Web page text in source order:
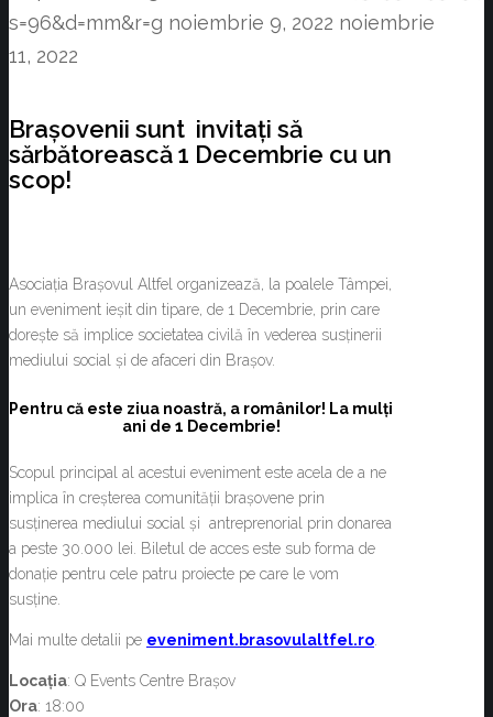
s=96&d=mm&r=g noiembrie 9, 2022 noiembrie
11, 2022
Brașovenii sunt invitați să
sărbătorească 1 Decembrie cu un
scop!
Asociația Brașovul Altfel organizează, la poalele Tâmpei,
un eveniment ieșit din tipare, de 1 Decembrie, prin care
dorește să implice societatea civilă în vederea susținerii
mediului social și de afaceri din Brașov.
Pentru că este ziua noastră, a românilor! La mulți
ani de 1 Decembrie!
Scopul principal al acestui eveniment este acela de a ne
implica în creșterea comunității brașovene prin
susținerea mediului social și antreprenorial prin donarea
a peste 30.000 lei. Biletul de acces este sub forma de
donație pentru cele patru proiecte pe care le vom
susține.
Mai multe detalii pe eveniment.brasovulaltfel.ro
Locația: Q Events Centre Brașov
Ora: 18:00